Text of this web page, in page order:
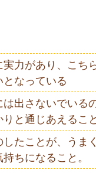
実力があり、こち
となっている
は出さないでいる
りと通じあえるこ
したことが、うま
持ちになること。